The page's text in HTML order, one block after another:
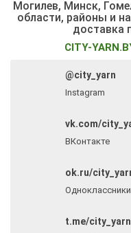
Могилев, Минск,
области, районы и
доставка
CITY-
@city_yarn
Instagram
vk.com/
ВКонтакте
ok.ru/
Одноклассники
t.me/city_yarn